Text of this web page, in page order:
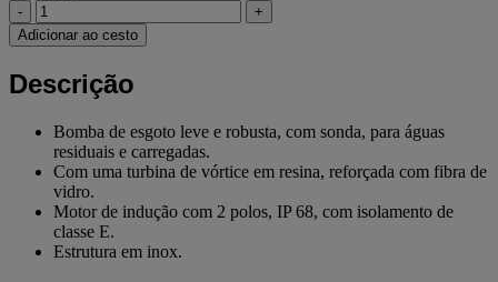
-
+
Adicionar ao cesto
Descrição
Bomba de esgoto leve e robusta, com sonda, para águas
residuais e carregadas.
Com uma turbina de vórtice em resina, reforçada com fibra de
vidro.
Motor de indução com 2 polos, IP 68, com isolamento de
classe E.
Estrutura em inox.